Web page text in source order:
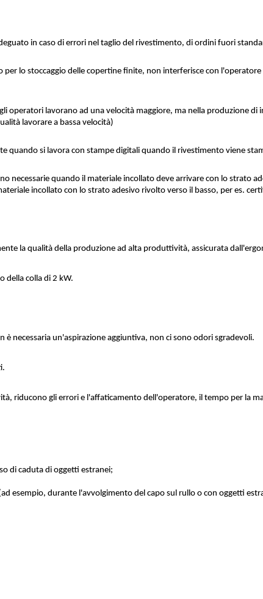
in caso di errori nel taglio del rivestimento, di ordini fuori
lo stoccaggio delle copertine finite, non interferisce con
operatori lavorano ad una velocità maggiore, ma nella produzione
lavorare a bassa velocità)
si lavora con stampe digitali quando il rivestimento viene
necessarie quando il materiale incollato deve arrivare con lo strato
incollato con lo strato adesivo rivolto verso il basso, per es.
la qualità della produzione ad alta produttività, assicurata
della colla di 2 kW.
necessaria un'aspirazione aggiuntiva, non ci sono odori sgradevoli.
riducono gli errori e l'affaticamento dell'operatore, il tempo per la
di caduta di oggetti estranei;
esempio, durante l'avvolgimento del capo sul rullo o con oggetti